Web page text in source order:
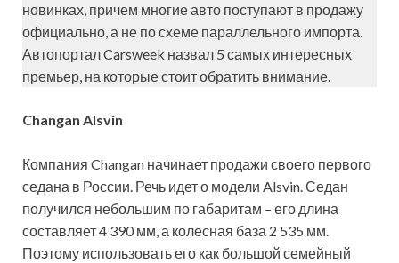
новинках, причем многие авто поступают в продажу
официально, а не по схеме параллельного импорта.
Автопортал Carsweek назвал 5 самых интересных
премьер, на которые стоит обратить внимание.
Changan Alsvin
Компания Changan начинает продажи своего первого
седана в России. Речь идет о модели Alsvin. Седан
получился небольшим по габаритам – его длина
составляет 4 390 мм, а колесная база 2 535 мм.
Поэтому использовать его как большой семейный